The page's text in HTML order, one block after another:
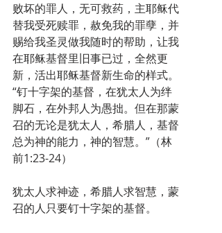
败坏的罪人，无可救药，主耶稣代
替我受死赎罪，赦免我的罪孽，并
赐给我圣灵做我随时的帮助，让我
在耶稣基督里旧事已过，全然更
新，活出耶稣基督新生命的样式。
“钉十字架的基督，在犹太人为绊
脚石，在外邦人为愚拙。但在那蒙
召的无论是犹太人，希腊人，基督
总为神的能力，神的智慧。”（林
前1:23-24）
犹太人求神迹，希腊人求智慧，蒙
召的人只要钉十字架的基督。